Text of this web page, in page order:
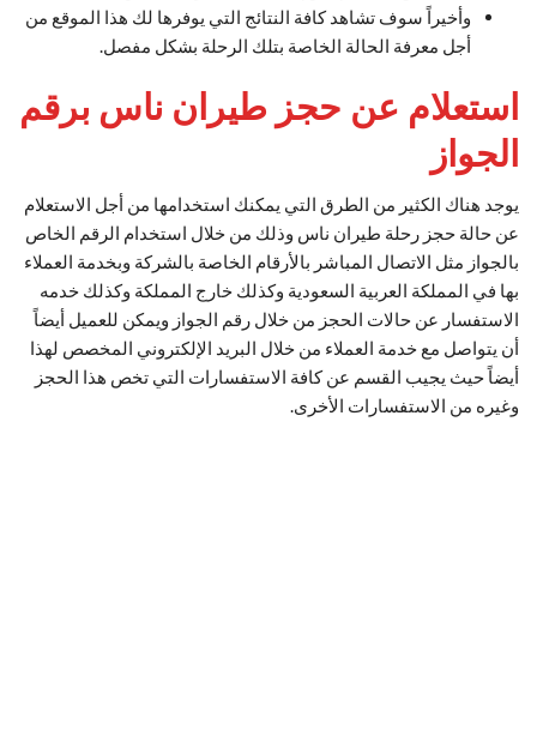
وأخيراً سوف تشاهد كافة النتائج التي يوفرها لك هذا الموقع من
أجل معرفة الحالة الخاصة بتلك الرحلة بشكل مفصل.
استعلام عن حجز طيران ناس برقم
الجواز
يوجد هناك الكثير من الطرق التي يمكنك استخدامها من أجل الاستعلام
عن حالة حجز رحلة طيران ناس وذلك من خلال استخدام الرقم الخاص
بالجواز مثل الاتصال المباشر بالأرقام الخاصة بالشركة وبخدمة العملاء
بها في المملكة العربية السعودية وكذلك خارج المملكة وكذلك خدمه
الاستفسار عن حالات الحجز من خلال رقم الجواز ويمكن للعميل أيضاً
أن يتواصل مع خدمة العملاء من خلال البريد الإلكتروني المخصص لهذا
أيضاً حيث يجيب القسم عن كافة الاستفسارات التي تخص هذا الحجز
وغيره من الاستفسارات الأخرى.